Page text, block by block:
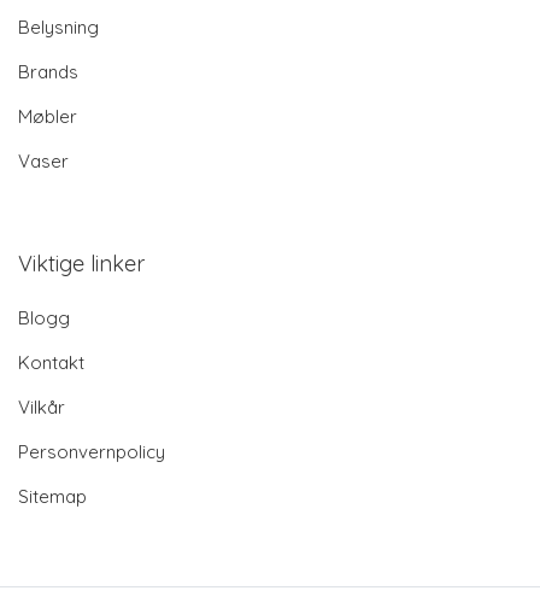
Belysning
Brands
Møbler
Vaser
Viktige linker
Blogg
Kontakt
Vilkår
Personvernpolicy
Sitemap